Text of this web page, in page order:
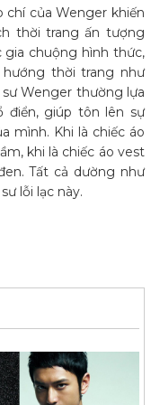
chí của Wenger khiến
thời trang ấn tượng
gia chuộng hình thức,
thời trang như
sư Wenger thường lựa
điển, giúp tôn lên sự
mình. Khi là chiếc áo
khi là chiếc áo vest
Tất cả dường như
lỗi lạc này.